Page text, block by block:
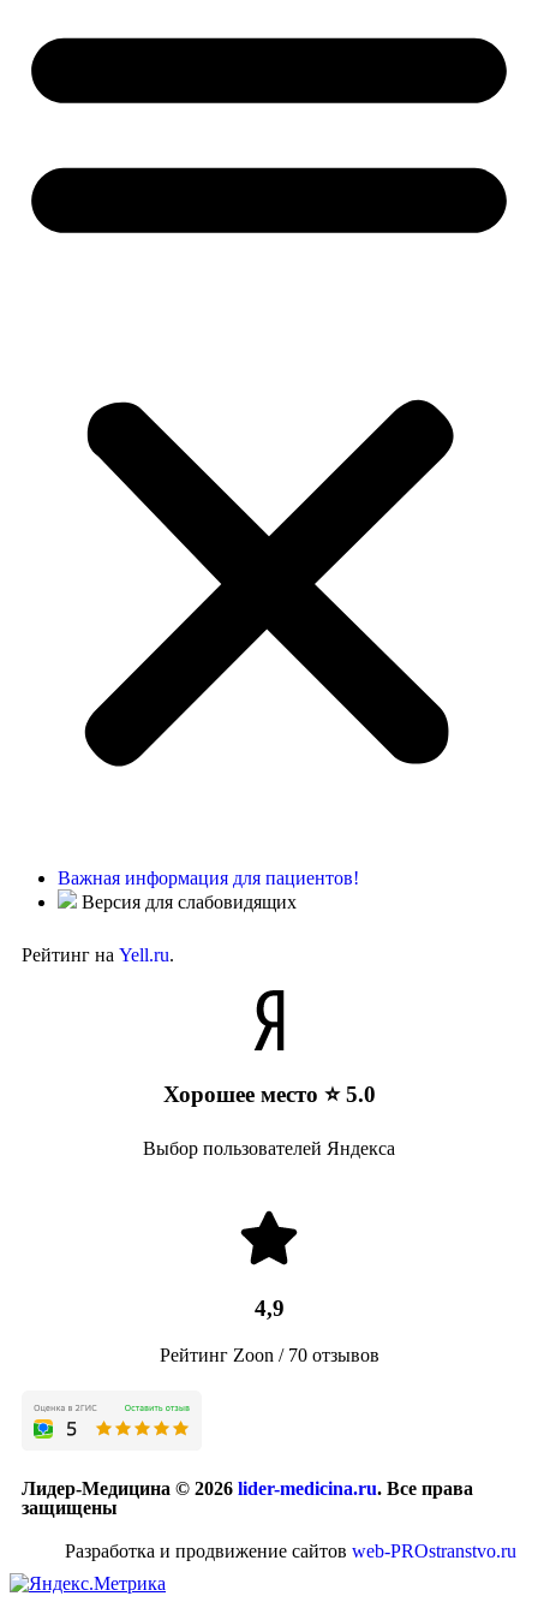
Важная информация для пациентов!
Версия для слабовидящих
Рейтинг на Yell.ru.
Хорошее место ⭐ 5.0
Выбор пользователей Яндекса
4,9
Рейтинг Zoon / 70 отзывов
Лидер-Медицина © 2026 lider-medicina.ru. Все права
защищены
Разработка и продвижение сайтов web-PROstranstvo.ru